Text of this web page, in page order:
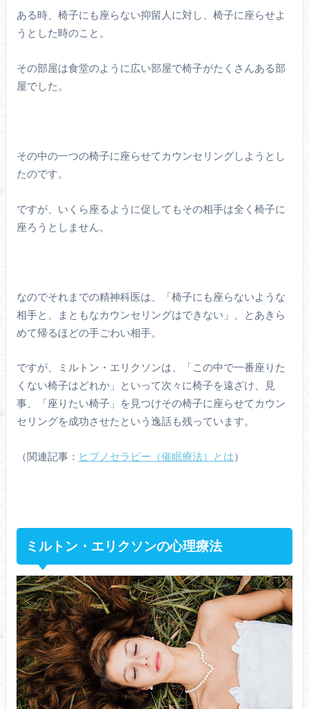
ある時、椅子にも座らない抑留人に対し、椅子に座らせよ
うとした時のこと。
その部屋は食堂のように広い部屋で椅子がたくさんある部
屋でした。
その中の一つの椅子に座らせてカウンセリングしようとし
たのです。
ですが、いくら座るように促してもその相手は全く椅子に
座ろうとしません。
なのでそれまでの精神科医は、「椅子にも座らないような
相手と、まともなカウンセリングはできない」、とあきら
めて帰るほどの手ごわい相手。
ですが、ミルトン・エリクソンは、「この中で一番座りた
くない椅子はどれか」といって次々に椅子を遠ざけ、見
事、「座りたい椅子」を見つけその椅子に座らせてカウン
セリングを成功させたという逸話も残っています。
（関連記事： ヒプノセラピー（催眠療法）とは）
ミルトン・エリクソンの心理療法